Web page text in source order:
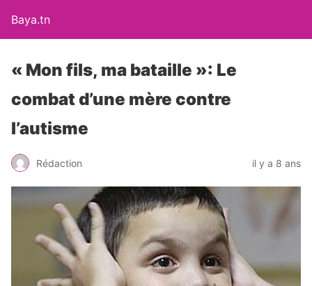
Baya.tn
« Mon fils, ma bataille »: Le
combat d’une mère contre
l’autisme
Rédaction il y a 8 ans